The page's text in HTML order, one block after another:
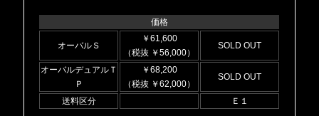
価格
オーバルＳ
￥61,600
（税抜 ￥56,000）
SOLD OUT
オーバルデュアルＴ
Ｐ
￥68,200
（税抜 ￥62,000）
SOLD OUT
送料区分 Ｅ１